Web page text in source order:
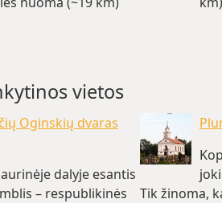
vietos
Oginskių dvaras
dalyje esantis
– respublikinės
Tik žinoma,